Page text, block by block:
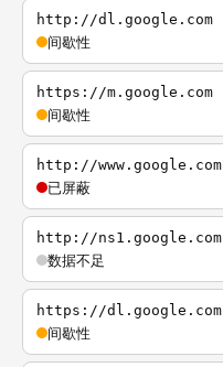
http://dl.google.com
间歇性
https://m.google.com
间歇性
http://www.google.com
已屏蔽
http://ns1.google.com
数据不足
https://dl.google.com
间歇性